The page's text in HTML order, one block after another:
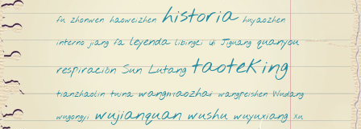
fu zhonwen haoweizhen historia huyaozhen
interno jiang fa leyenda libingci Qi Jiguang quanyou
respiración Sun Lutang taoteking
tianzhaolin tuina wangmaozhai wangpeishen Wudang
wugongyi wujianquan wushu wuyuxiang Xu